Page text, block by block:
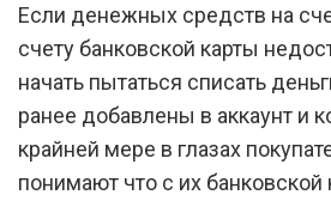
Если денежных средств на
счету банковской карты
начать пытаться списать
ранее добавлены в аккаунт и
крайней мере в глазах
понимают что с их